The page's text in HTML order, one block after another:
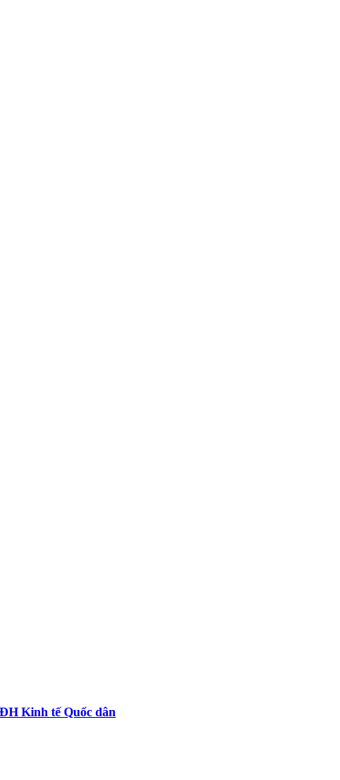
Kinh tế Quốc dân